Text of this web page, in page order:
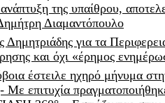
της υπαίθρου,
Διαμαντόπουλο
για τα
και όχι «έρημος
έστειλε ηχηρό μήνυμα
επιτυχία